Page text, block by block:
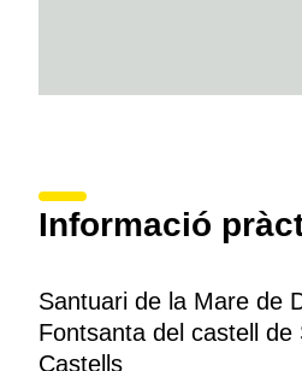
Informació
Santuari de la Mare de
Fontsanta del castell de
Castells